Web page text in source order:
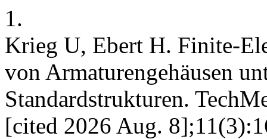
1.
Krieg U, Ebert H. Finite-
von Armaturengehäusen
Standardstrukturen.
[cited 2026 Aug.